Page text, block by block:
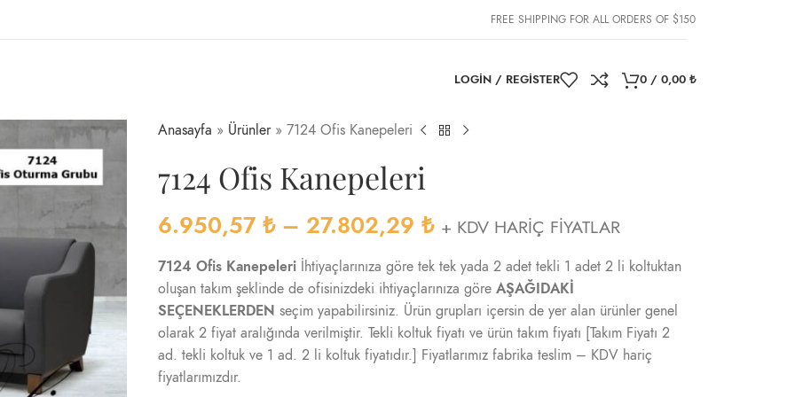
FREE SHIPPING FOR ALL ORDERS OF $150
LOGIN / REGISTER 0 / 0,00 ₺
Anasayfa » Ürünler» 7124 Ofis Kanepeleri
7124 Ofis Kanepeleri
6.950,57 ₺ – 27.802,29 ₺ + KDV HARİÇ FİYATLAR
7124 Ofis Kanepeleriİhtiyaçlarınıza göre tek tek yada 2 adet tekli 1 adet 2 li koltuktan
oluşan takım şeklinde de ofisinizdeki ihtiyaçlarınıza göre AŞAĞIDAKİ
SEÇENEKLERDEN seçim yapabilirsiniz. Ürün grupları içersin de yer alan ürünler genel
olarak 2 fiyat aralığında verilmiştir. Tekli koltuk fiyatı ve ürün takım fiyatı [Takım Fiyatı 2
ad. tekli koltuk ve 1 ad. 2 li koltuk fiyatıdır.] Fiyatlarımız fabrika teslim – KDV hariç
fiyatlarımızdır.